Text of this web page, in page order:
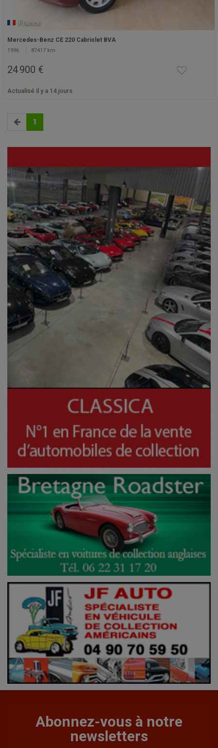
France
Mercedes-Benz CE 220 Cabriolet BVA
1996 87417 km
24 900 €
Actualisé il y a 14 jours
1
Abonnez-vous à notre
newsletters